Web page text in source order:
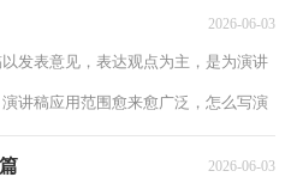
2026-06-03
发表意见，表达观点为主，是为演讲
讲稿应用范围愈来愈广泛，怎么写演
2026-06-03